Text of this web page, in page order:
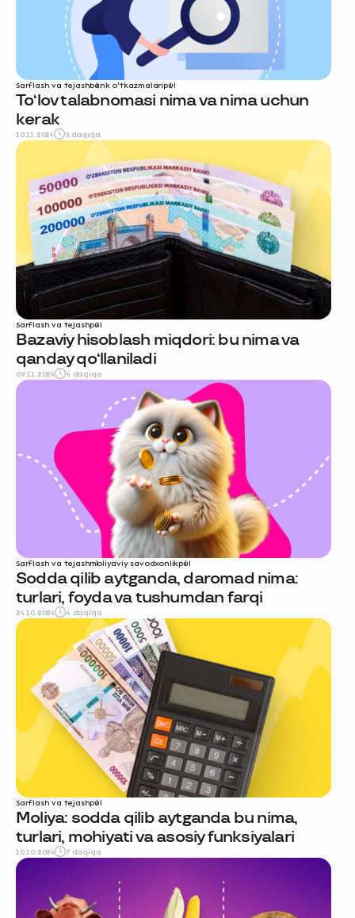
Sarflash va tejashbank o‘tkazmalaripul
To‘lov talabnomasi nima va nima uchun
kerak
10.11.2024 5 daqiqa
Sarflash va tejashpul
Bazaviy hisoblash miqdori: bu nima va
qanday qo‘llaniladi
09.11.2024 4 daqiqa
Sarflash va tejashmoliyaviy savodxonlikpul
Sodda qilib aytganda, daromad nima:
turlari, foyda va tushumdan farqi
24.10.2024 4 daqiqa
Sarflash va tejashpul
Moliya: sodda qilib aytganda bu nima,
turlari, mohiyati va asosiy funksiyalari
10.10.2024 7 daqiqa